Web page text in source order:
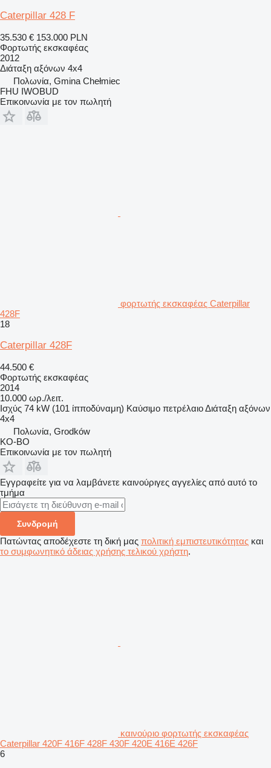
Caterpillar 428 F
35.530 € 153.000 PLN
Φορτωτής εκσκαφέας
2012
Διάταξη αξόνων 4x4
Πολωνία, Gmina Chełmiec
FHU IWOBUD
Επικοινωνία με τον πωλητή
φορτωτής εκσκαφέας Caterpillar
428F
18
Caterpillar 428F
44.500 €
Φορτωτής εκσκαφέας
2014
10.000 ωρ./λειτ.
Ισχύς 74 kW (101 ίπποδύναμη) Καύσιμο πετρέλαιοΔιάταξη αξόνων
4x4
Πολωνία, Grodków
KO-BO
Επικοινωνία με τον πωλητή
Εγγραφείτε για να λαμβάνετε καινούριγες αγγελίες από αυτό το
τμήμα
Συνδρομή
Πατώντας αποδέχεστε τη δική μας πολιτική εμπιστευτικότητας και
το συμφωνητικό άδειας χρήσης τελικού χρήστη.
καινούριο φορτωτής εκσκαφέας
Caterpillar 420F 416F 428F 430F 420E 416E 426F
6